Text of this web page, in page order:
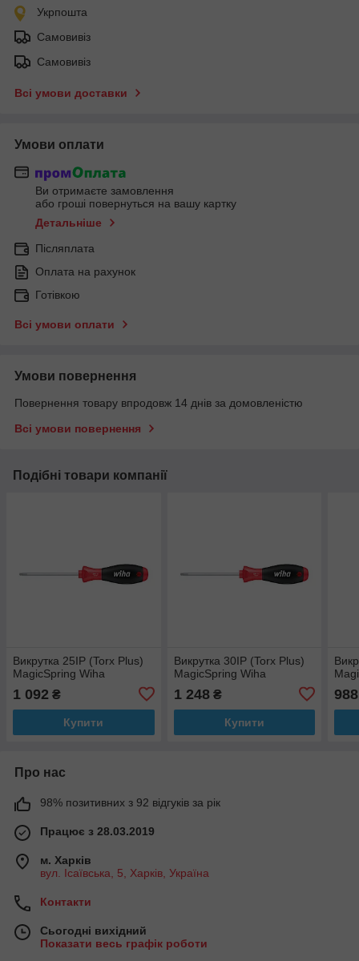
Укрпошта
Самовивіз
Самовивіз
Всі умови доставки
Умови оплати
Ви отримаєте замовлення
або гроші повернуться на вашу картку
Детальніше
Післяплата
Оплата на рахунок
Готівкою
Всі умови оплати
Умови повернення
Повернення товару впродовж 14 днів за домовленістю
Всі умови повернення
Подібні товари компанії
Викрутка 25IP (Torx Plus)
MagicSpring Wiha
1 092 ₴
Купити
Викрутка 30IP (Torx Plus)
MagicSpring Wiha
1 248₴
Купити
988
Про нас
98% позитивних з 92 відгуків за рік
Працює з 28.03.2019
м. Харків
вул. Ісаївська, 5, Харків, Україна
Контакти
Сьогодні вихідний
Показати весь графік роботи